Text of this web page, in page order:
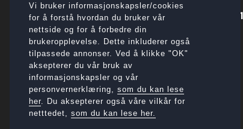
Vi bruker informasjonskapsler/cookies
for å forstå hvordan du bruker vår
nettside og for å forbedre din
brukeropplevelse. Dette inkluderer også
tilpassede annonser. Ved å klikke "OK"
aksepterer du vår bruk av
informasjonskapsler og vår
personvernerklæring, som du kan lese
her . Du aksepterer også våre vilkår for
netttedet, som du kan lese her.
Utvidet åpningstider på lørdager
til 31. august:
Lørdag: 9:00 - 15:00
Lager/Kontor
Toftevåg
Nordrevågsvegen 6, Sæbøvik